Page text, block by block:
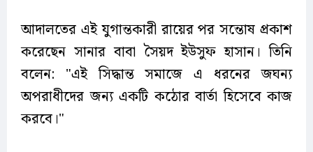
আদালতের এই যুগান্তকারী রায়ের পর সন্তোষ প্রকাশ
করেছেন সানার বাবা সৈয়দ ইউসুফ হাসান। তিনি
বলেন: "এই সিদ্ধান্ত সমাজে এ ধরনের জঘন্য
অপরাধীদের জন্য একটি কঠোর বার্তা হিসেবে কাজ
করবে।"